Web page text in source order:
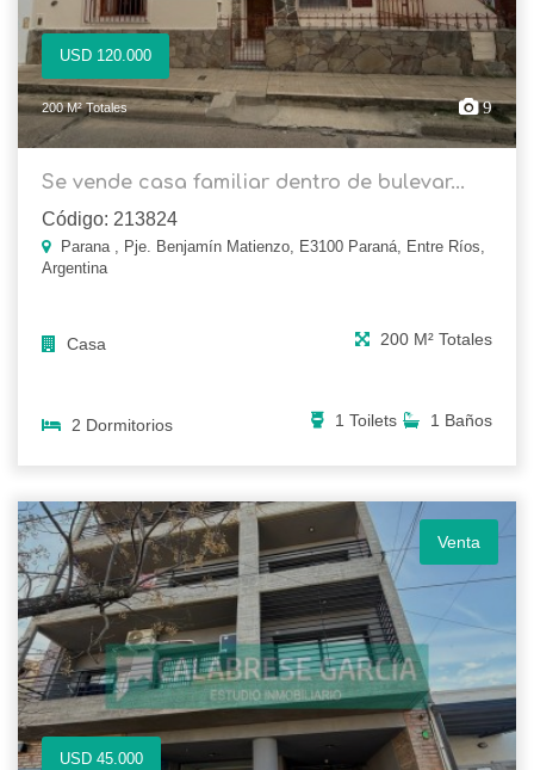
USD 120.000
200 M² Totales 9
Se vende casa familiar dentro de bulevar...
Código: 213824
Parana , Pje. Benjamín Matienzo, E3100 Paraná, Entre Ríos,
Argentina
Casa 200 M² Totales
2 Dormitorios 1 Baños
1 Toilets
Venta
USD 45.000